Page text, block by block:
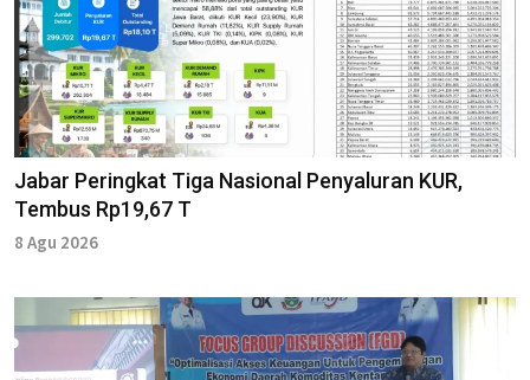
Jabar Peringkat Tiga Nasional Penyaluran KUR,
Tembus Rp19,67 T
8 Agu 2026